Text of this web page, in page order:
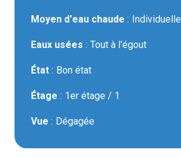
Moyen d'eau chaude Individuelle
Eaux usées Tout à l'égout
État Bon état
Étage 1er étage / 1
Vue Dégagée